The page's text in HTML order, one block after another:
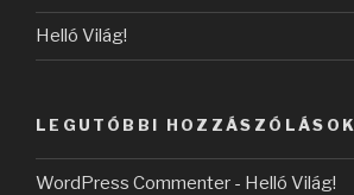
Helló Világ!
LEGUTÓBBI HOZZÁSZÓLÁSOK
WordPress Commenter - Helló Világ!